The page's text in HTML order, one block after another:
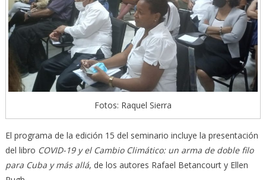
Fotos: Raquel Sierra
El programa de la edición 15 del seminario incluye la presentación
del libro COVID-19 y el Cambio Climático: un arma de doble filo
para Cuba y más allá, de los autores Rafael Betancourt y Ellen